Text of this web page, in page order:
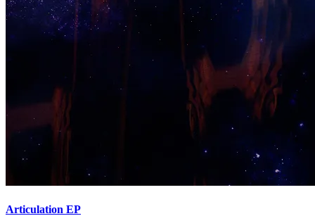
Articulation EP